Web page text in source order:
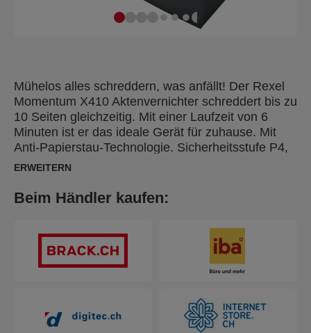
Mühelos alles schreddern, was anfällt! Der Rexel
Momentum X410 Aktenvernichter schreddert bis zu
10 Seiten gleichzeitig. Mit einer Laufzeit von 6
Minuten ist er das ideale Gerät für zuhause. Mit
Anti-Papierstau-Technologie. Sicherheitsstufe P4,
Partikelschnitt 4 x 28 mm. Arbeitet leise. Leichte
Abfallbehälter (225 DIN-A4-Seiten). Schreddern
ERWEITERN
Beim Händler kaufen: